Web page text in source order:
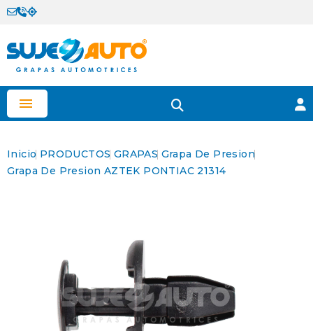

Inicio PRODUCTOS GRAPAS Grapa De Presion
Grapa De Presion AZTEK PONTIAC 21314